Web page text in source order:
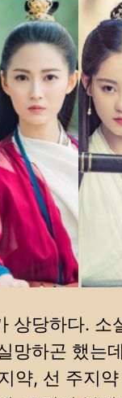
상당하다. 소
망하곤 했는
약, 선 주지